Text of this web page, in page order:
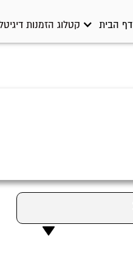
דף הבית קטלוג הזמנות